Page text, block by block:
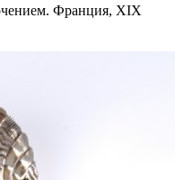
Франция, XIX